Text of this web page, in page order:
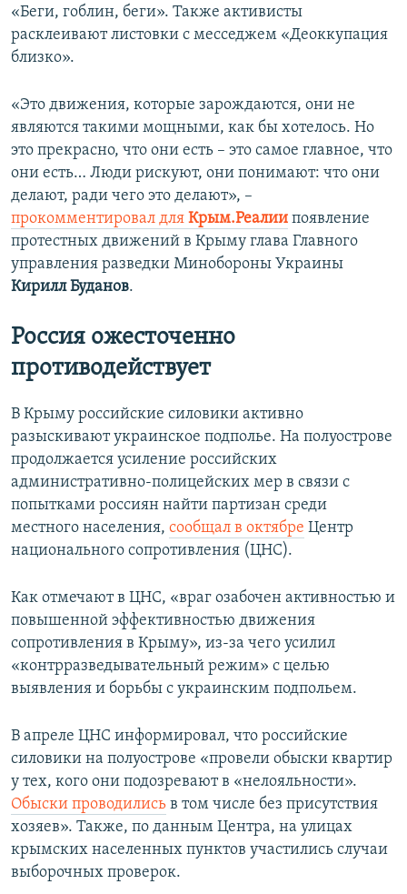
«Беги, гоблин, беги». Также активисты
расклеивают листовки с месседжем «Деоккупация
близко».
«Это движения, которые зарождаются, они не
являются такими мощными, как бы хотелось. Но
это прекрасно, что они есть – это самое главное, что
они есть… Люди рискуют, они понимают: что они
делают, ради чего это делают», –
прокомментировал для Крым.Реалии появление
протестных движений в Крыму глава Главного
управления разведки Минобороны Украины
Кирилл Буданов.
Россия ожесточенно
противодействует
В Крыму российские силовики активно
разыскивают украинское подполье. На полуострове
продолжается усиление российских
административно-полицейских мер в связи с
попытками россиян найти партизан среди
местного населения, сообщал в октябре Центр
национального сопротивления (ЦНС).
Как отмечают в ЦНС, «враг озабочен активностью и
повышенной эффективностью движения
сопротивления в Крыму», из-за чего усилил
«контрразведывательный режим» с целью
выявления и борьбы с украинским подпольем.
В апреле ЦНС информировал, что российские
силовики на полуострове «провели обыски квартир
у тех, кого они подозревают в «нелояльности».
Обыски проводились в том числе без присутствия
хозяев». Также, по данным Центра, на улицах
крымских населенных пунктов участились случаи
выборочных проверок.